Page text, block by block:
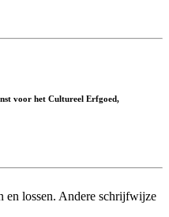
voor het Cultureel Erfgoed,
en lossen. Andere schrijfwijze